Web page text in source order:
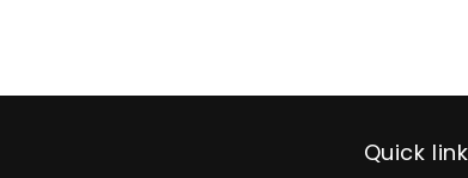
Quick